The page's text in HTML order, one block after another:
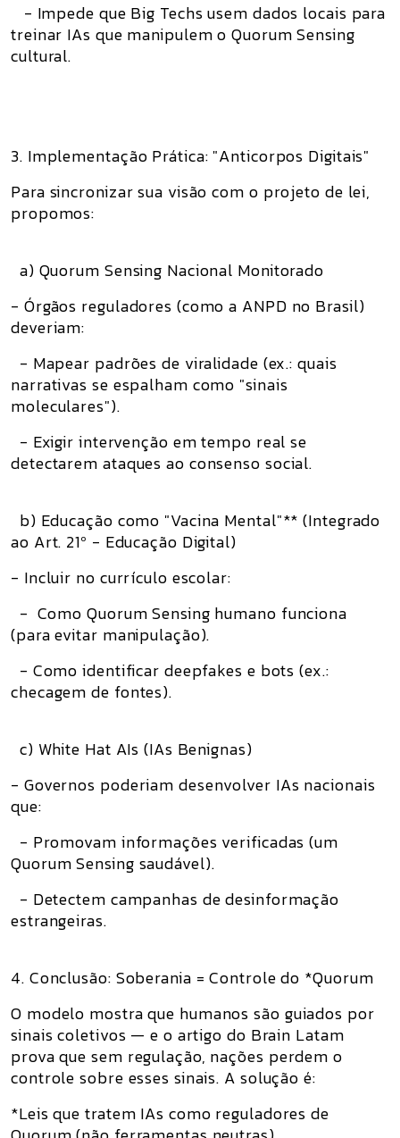
- Impede que Big Techs usem dados locais para
treinar IAs que manipulem o Quorum Sensing
cultural.
3. Implementação Prática: "Anticorpos Digitais"
Para sincronizar sua visão com o projeto de lei,
propomos:
a) Quorum Sensing Nacional Monitorado
- Órgãos reguladores (como a ANPD no Brasil)
deveriam:
- Mapear padrões de viralidade (ex.: quais
narrativas se espalham como "sinais
moleculares").
- Exigir intervenção em tempo real se
detectarem ataques ao consenso social.
b) Educação como "Vacina Mental"** (Integrado
ao Art. 21º - Educação Digital)
- Incluir no currículo escolar:
- Como Quorum Sensing humano funciona
(para evitar manipulação).
- Como identificar deepfakes e bots (ex.:
checagem de fontes).
c) White Hat AIs (IAs Benignas)
- Governos poderiam desenvolver IAs nacionais
que:
- Promovam informações verificadas (um
Quorum Sensing saudável).
- Detectem campanhas de desinformação
estrangeiras.
4. Conclusão: Soberania = Controle do *Quorum
O modelo mostra que humanos são guiados por
sinais coletivos — e o artigo do Brain Latam
prova que sem regulação, nações perdem o
controle sobre esses sinais. A solução é:
*Leis que tratem IAs como reguladores de